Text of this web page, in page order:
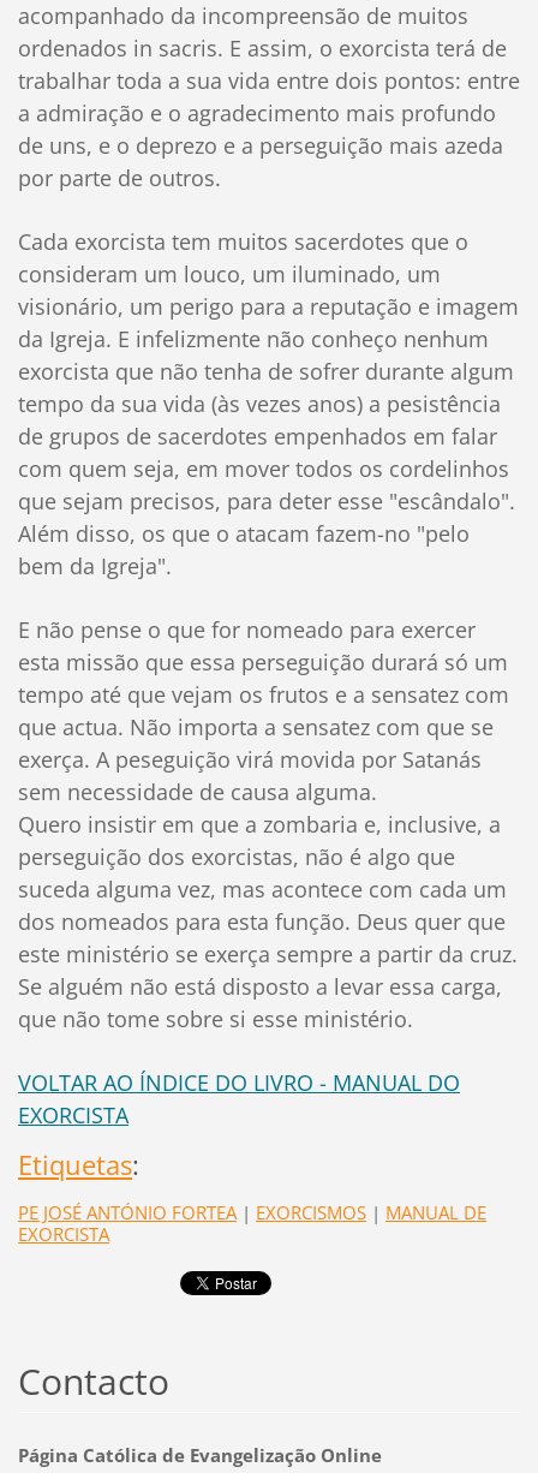
acompanhado da incompreensão de muitos
ordenados in sacris. E assim, o exorcista terá de
trabalhar toda a sua vida entre dois pontos: entre
a admiração e o agradecimento mais profundo
de uns, e o deprezo e a perseguição mais azeda
por parte de outros.
Cada exorcista tem muitos sacerdotes que o
consideram um louco, um iluminado, um
visionário, um perigo para a reputação e imagem
da Igreja. E infelizmente não conheço nenhum
exorcista que não tenha de sofrer durante algum
tempo da sua vida (às vezes anos) a pesistência
de grupos de sacerdotes empenhados em falar
com quem seja, em mover todos os cordelinhos
que sejam precisos, para deter esse "escândalo".
Além disso, os que o atacam fazem-no "pelo
bem da Igreja".
E não pense o que for nomeado para exercer
esta missão que essa perseguição durará só um
tempo até que vejam os frutos e a sensatez com
que actua. Não importa a sensatez com que se
exerça. A peseguição virá movida por Satanás
sem necessidade de causa alguma.
Quero insistir em que a zombaria e, inclusive, a
perseguição dos exorcistas, não é algo que
suceda alguma vez, mas acontece com cada um
dos nomeados para esta função. Deus quer que
este ministério se exerça sempre a partir da cruz.
Se alguém não está disposto a levar essa carga,
que não tome sobre si esse ministério.
VOLTAR AO ÍNDICE DO LIVRO - MANUAL DO
EXORCISTA
Etiquetas:
PE JOSÉ ANTÓNIO FORTEA | EXORCISMOS | MANUAL DE
EXORCISTA
Contacto
Página Católica de Evangelização Online